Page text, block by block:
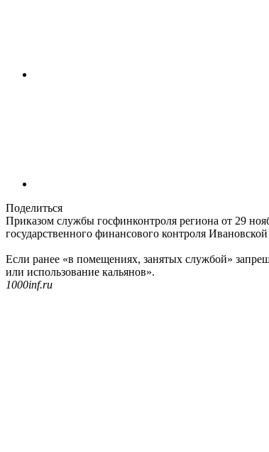
Поделиться
Приказом службы госфинконтроля региона от 29
государственного финансового контроля
Если ранее «в помещениях, занятых службой»
или использование кальянов».
1000inf.ru